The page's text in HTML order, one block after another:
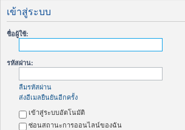
เข้าสู่ระบบ
ชื่อผู้ใช้:
รหัสผ่าน:
ลืมรหัสผ่าน
ส่งอีเมลยืนยันอีกครั้ง
เข้าสู่ระบบอัตโนมัติ
ซ่อนสถานะการออนไลน์ของฉัน